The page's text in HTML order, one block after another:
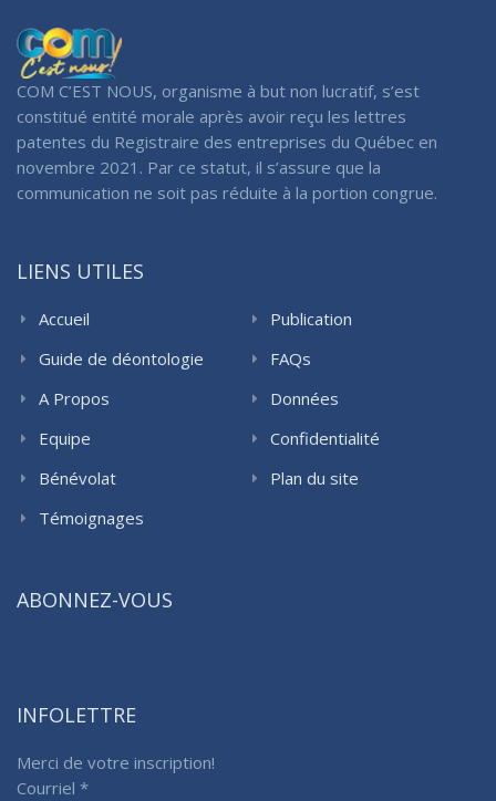
COM C’EST NOUS, organisme à but non lucratif, s’est
constitué entité morale après avoir reçu les lettres
patentes du Registraire des entreprises du Québec en
novembre 2021. Par ce statut, il s’assure que la
communication ne soit pas réduite à la portion congrue.
LIENS UTILES
Accueil
Guide de déontologie
A Propos
Equipe
Bénévolat
Témoignages
Publication
FAQs
Données
Confidentialité
Plan du site
ABONNEZ-VOUS
INFOLETTRE
Merci de votre inscription!
Courriel *